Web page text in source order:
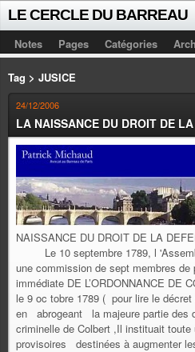
LE CERCLE DU BARREAU
Notes Pages Catégories
Tag > JUSICE
24/12/2006
LA NAISSANCE DU DROIT DE
NAISSANCE DU DROIT DE LA
Le 10 septembre 1789, l
une commission de sept membres de
immédiate DE L’ORDONNANCE DE
le 9 oc tobre 1789 ( pour lire le
en abrogeant la majeure partie des
criminelle de Colbert ,Il instituait
provisoires destinées à augmenter